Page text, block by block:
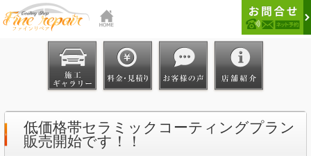
低価格帯セラミックコーティングプラン
販売開始です！！